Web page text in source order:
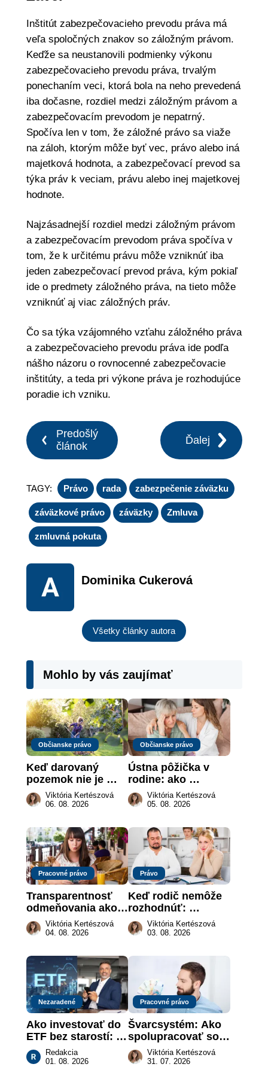
Inštitút zabezpečovacieho prevodu práva má
veľa spoločných znakov so záložným právom.
Keďže sa neustanovili podmienky výkonu
zabezpečovacieho prevodu práva, trvalým
ponechaním veci, ktorá bola na neho prevedená
iba dočasne, rozdiel medzi záložným právom a
zabezpečovacím prevodom je nepatrný.
Spočíva len v tom, že záložné právo sa viaže
na záloh, ktorým môže byť vec, právo alebo iná
majetková hodnota, a zabezpečovací prevod sa
týka práv k veciam, právu alebo inej majetkovej
hodnote.
Najzásadnejší rozdiel medzi záložným právom
a zabezpečovacím prevodom práva spočíva v
tom, že k určitému právu môže vzniknúť iba
jeden zabezpečovací prevod práva, kým pokiaľ
ide o predmety záložného práva, na tieto môže
vzniknúť aj viac záložných práv.
Čo sa týka vzájomného vzťahu záložného práva
a zabezpečovacieho prevodu práva ide podľa
nášho názoru o rovnocenné zabezpečovacie
inštitúty, a teda pri výkone práva je rozhodujúce
poradie ich vzniku.
Predošlý
článok
Ďalej
TAGY: Právo rada zabezpečenie záväzku
záväzkové právo záväzky Zmluva
zmluvná pokuta
Dominika Cukerová
Všetky články autora
Mohlo by vás zaujímať
Občianske právo
Keď darovaný
pozemok nie je
„hotová vec“: kedy
môže darca žiadať
Viktória Kertészová
06. 08. 2026
Občianske právo
Ústna pôžička v
rodine: ako
vymôcť peniaze,
keď na papieri nie
Viktória Kertészová
05. 08. 2026
Pracovné právo
Transparentnosť
odmeňovania ako
právna povinnosť:
revolúcia na
práce
Viktória Kertészová
04. 08. 2026
Právo
Keď rodič nemôže
rozhodnúť:
nahradenie prejavu
vôle súdom v
Viktória Kertészová
03. 08. 2026
Nezaradené
Ako investovať do
ETF bez starostí:
Investičné plány,
ktoré urobia prácu
Redakcia
01. 08. 2026
Pracovné právo
Švarcsystém: Ako
spolupracovať so
živnostníkom
legálne a bez
Viktória Kertészová
31. 07. 2026